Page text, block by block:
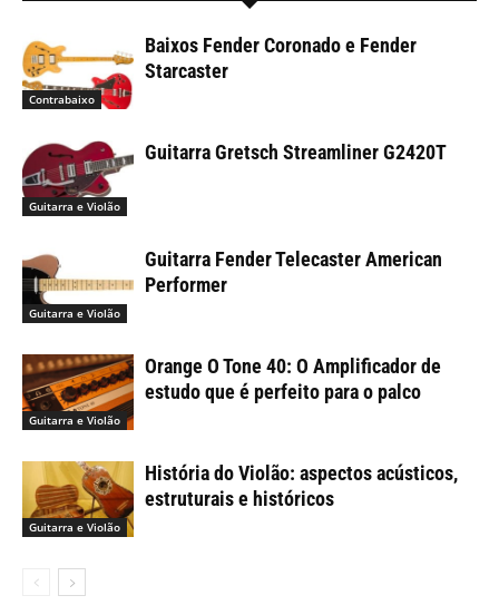
Contrabaixo
Baixos Fender Coronado e Fender
Starcaster
Guitarra e Violão
Guitarra Gretsch Streamliner G2420T
Guitarra e Violão
Guitarra Fender Telecaster American
Performer
Guitarra e Violão
Orange O Tone 40: O Amplificador de
estudo que é perfeito para o palco
Guitarra e Violão
História do Violão: aspectos acústicos,
estruturais e históricos